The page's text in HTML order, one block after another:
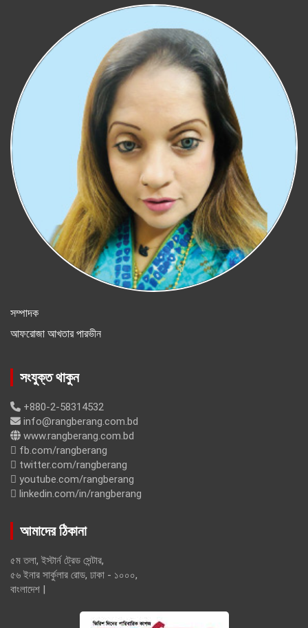
সম্পাদক
আফরোজা আখতার পারভীন
সংযুক্ত থাকুন
+880-2-58314532
info@rangberang.com.bd
www.rangberang.com.bd
fb.com/rangberang
twitter.com/rangberang
youtube.com/rangberang
linkedin.com/in/rangberang
আমাদের ঠিকানা
৫ম তলা, ইস্টার্ন ট্রেড সেন্টার,
৫৬ ইনার সার্কুলার রোড, ঢাকা - ১০০০,
বাংলাদেশ |